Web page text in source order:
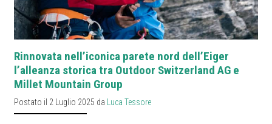
Rinnovata nell’iconica parete nord dell’Eiger
l’alleanza storica tra Outdoor Switzerland AG e
Millet Mountain Group
Postato il 2 Luglio 2025 da Luca Tessore